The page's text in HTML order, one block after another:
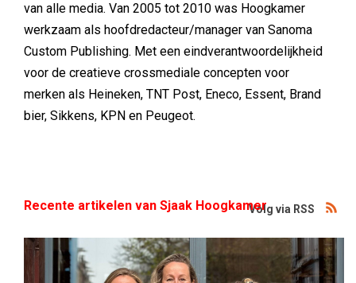
van alle media. Van 2005 tot 2010 was Hoogkamer
werkzaam als hoofdredacteur/manager van Sanoma
Custom Publishing. Met een eindverantwoordelijkheid
voor de creatieve crossmediale concepten voor
merken als Heineken, TNT Post, Eneco, Essent, Brand
bier, Sikkens, KPN en Peugeot.
Recente artikelen van Sjaak HoogkamerVolg via RSS